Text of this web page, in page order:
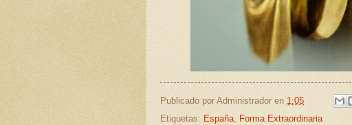
Publicado por Administrador en 1:05
Etiquetas: España, Forma Extraordinaria